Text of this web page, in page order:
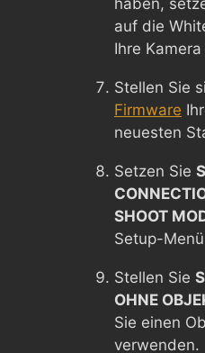
haben,
auf die
Ihre
Stellen Sie
Firmware
neuesten
Setzen Sie
SHOOT
Setup-
Stellen Sie
OHNE
Sie einen
verwenden.